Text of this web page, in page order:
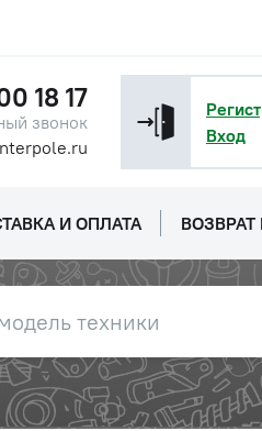
18 17
звонок
Вход
И ОПЛАТА ВОЗВРАТ